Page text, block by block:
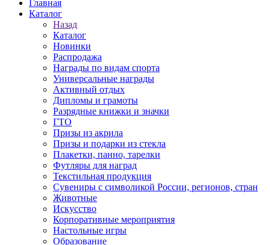
Главная
Каталог
Назад
Каталог
Новинки
Распродажа
Награды по видам спорта
Универсальные награды
Активный отдых
Дипломы и грамоты
Разрядные книжки и значки
ГТО
Призы из акрила
Призы и подарки из стекла
Плакетки, панно, тарелки
Футляры для наград
Текстильная продукция
Сувениры с символикой России, регионов, стран
Животные
Искусство
Корпоративные мероприятия
Настольные игры
Образование